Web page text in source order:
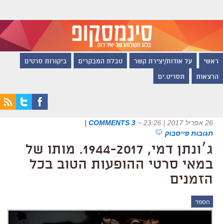
ראשי על אודות/יצירת קשר טבלת המבקרים ביקורות סרטים
הרצאות תסריט.ים
26 אפריל 2017 | 23:26 ~
3 COMMENTS
|
תגובות פייסבוק
ג׳ונתן דמי, 1944-2017. מותו של
במאי סרטי ההופעות הטוב בכל
הזמנים
הספד